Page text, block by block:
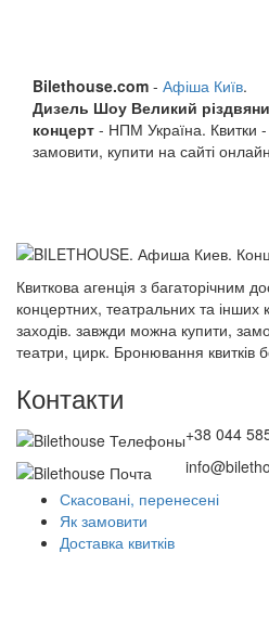
Bilethouse.com - Афіша Київ.
Дизель Шоу Великий
концерт - НПМ Україна. Квитки -
замовити, купити на сайті онлайн
Квиткова агенція з багаторічним
концертних, театральних та
заходів. завжди можна купити,
театри, цирк. Бронювання квитків
Контакти
+38 044
Скасовані, перенесені
Як замовити
Доставка квитків